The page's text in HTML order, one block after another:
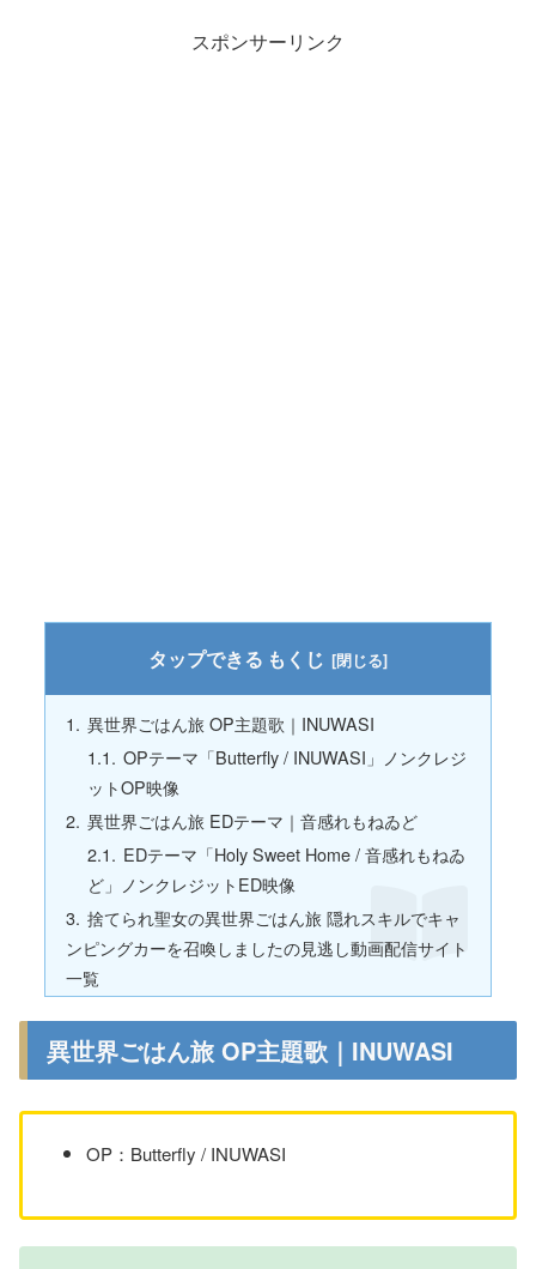
スポンサーリンク
もくじ
異世界ごはん旅 OP主題歌｜INUWASI
OPテーマ「Butterfly / INUWASI」ノンクレジ
ットOP映像
異世界ごはん旅 EDテーマ｜音感れもねゐど
EDテーマ「Holy Sweet Home / 音感れもねゐ
ど」ノンクレジットED映像
捨てられ聖女の異世界ごはん旅 隠れスキルでキャ
ンピングカーを召喚しましたの見逃し動画配信サイト
一覧
異世界ごはん旅 OP主題歌｜INUWASI
OP：Butterfly / INUWASI